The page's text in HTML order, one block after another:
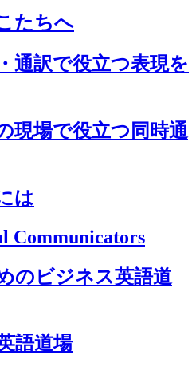
たちへ
通訳で役立つ表現を
現場で役立つ同時通
は
Communicators
のビジネス英語道
語道場